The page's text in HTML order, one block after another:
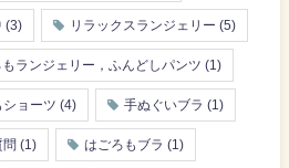
(3) リラックスランジェリー (5)
ランジェリー，ふんどしパンツ (1)
ョーツ (4) 手ぬぐいブラ (1)
問 (1) はごろもブラ (1)